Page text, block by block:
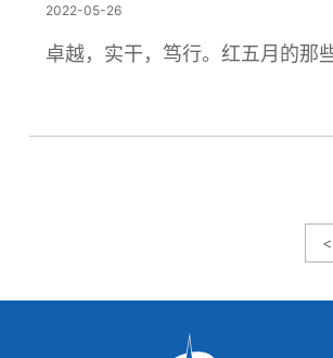
2022-05-26
卓越，实干，笃行。红五月的那